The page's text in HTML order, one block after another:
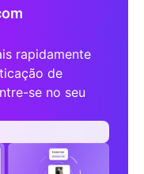
rapidamente
de
se no seu